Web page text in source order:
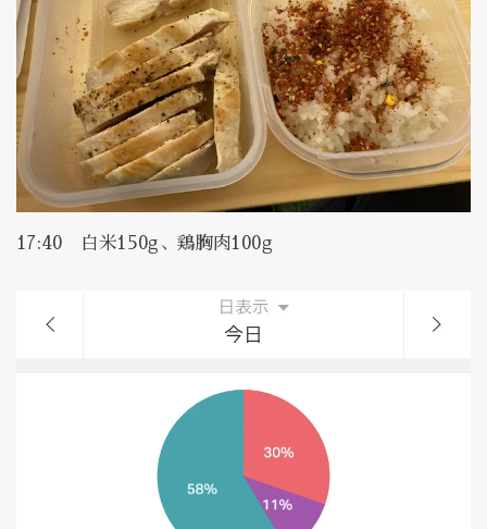
17:40 白米150g、鶏胸肉100g